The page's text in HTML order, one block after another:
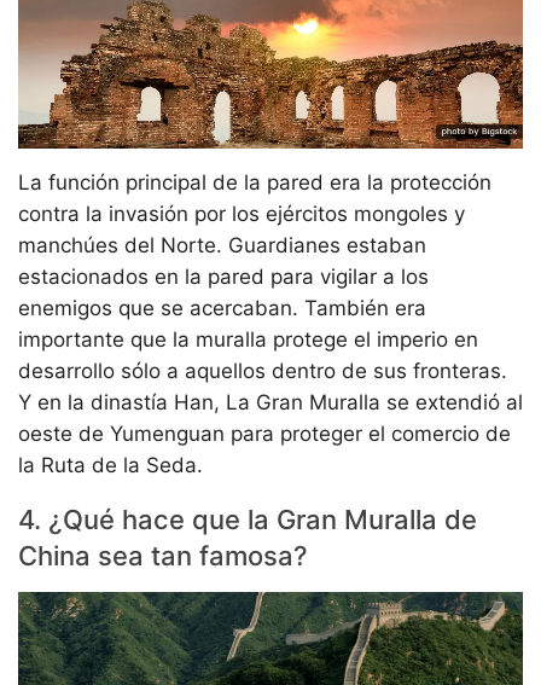
La función principal de la pared era la protección
contra la invasión por los ejércitos mongoles y
manchúes del Norte. Guardianes estaban
estacionados en la pared para vigilar a los
enemigos que se acercaban. También era
importante que la muralla protege el imperio en
desarrollo sólo a aquellos dentro de sus fronteras.
Y en la dinastía Han, La Gran Muralla se extendió al
oeste de Yumenguan para proteger el comercio de
la Ruta de la Seda.
4. ¿Qué hace que la Gran Muralla de
China sea tan famosa?